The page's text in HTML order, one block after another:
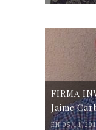
FIRMA
Jaime
EN 05/11/